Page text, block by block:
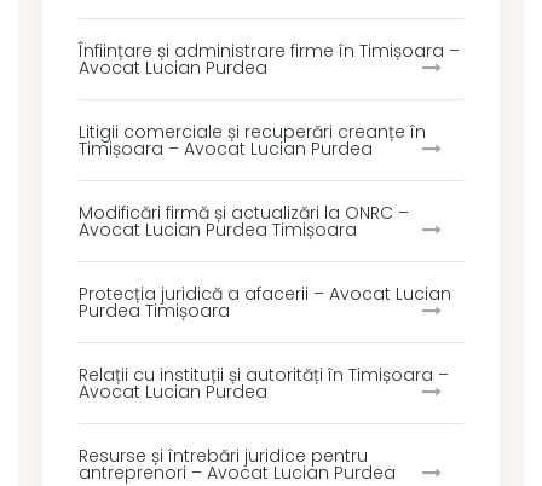
Înființare și administrare firme în Timișoara –
Avocat Lucian Purdea
Litigii comerciale și recuperări creanțe în
Timișoara – Avocat Lucian Purdea
Modificări firmă și actualizări la ONRC –
Avocat Lucian Purdea Timișoara
Protecția juridică a afacerii – Avocat Lucian
Purdea Timișoara
Relații cu instituții și autorități în Timișoara –
Avocat Lucian Purdea
Resurse și întrebări juridice pentru
antreprenori – Avocat Lucian Purdea